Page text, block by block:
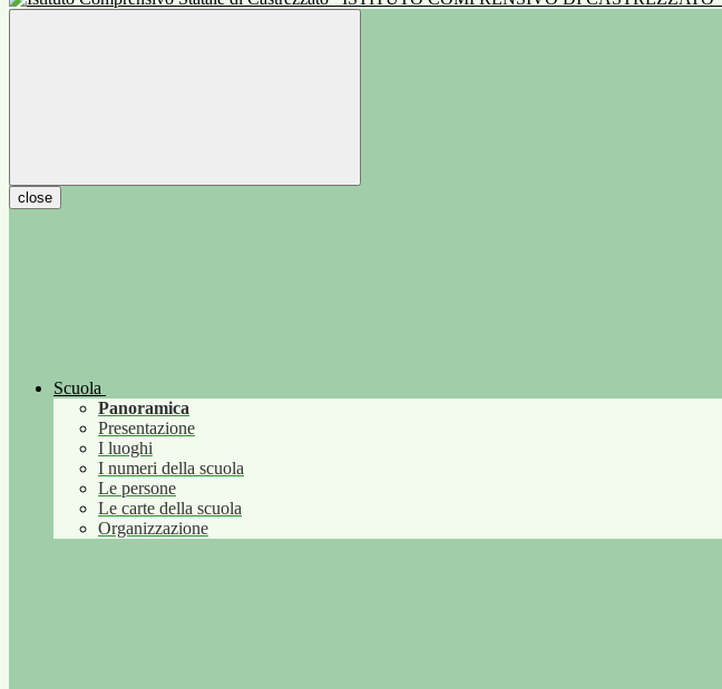
close
Scuola
Panoramica
Presentazione
I luoghi
I numeri della scuola
Le persone
Le carte della scuola
Organizzazione